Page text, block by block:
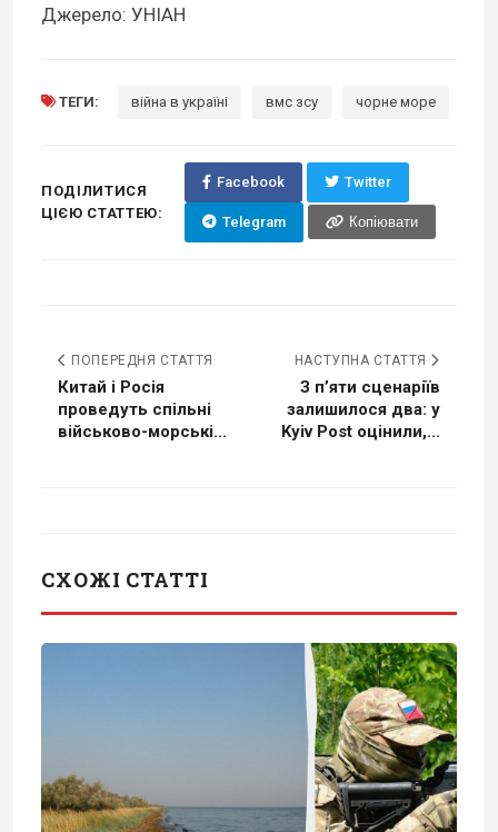
Джерело: УНІАН
ТЕГИ: війна в україні вмс зсу чорне море
ПОДІЛИТИСЯ
ЦІЄЮ СТАТТЕЮ:
Facebook Twitter
Telegram Копіювати
ПОПЕРЕДНЯ СТАТТЯ
Китай і Росія
проведуть спільні
військово-морські...
НАСТУПНА СТАТТЯ
З п’яти сценаріїв
залишилося два: у
Kyiv Post оцінили,...
СХОЖІ СТАТТІ